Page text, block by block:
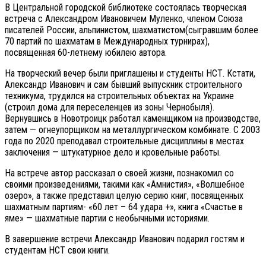
В Центральной городской библиотеке состоялась творческая
встреча с Александром Ивановичем Муленко, членом Союза
писателей России, альпинистом, шахматистом(сыгравшим более
70 партий по шахматам в Международных турнирах),
посвященная 60-летнему юбилею автора.
На творческий вечер были приглашены и студенты НСТ. Кстати,
Александр Иванович и сам бывший выпускник строительного
техникума, трудился на строительных объектах на Украине
(строил дома для переселенцев из зоны Чернобыля).
Вернувшись в Новотроицк работал каменщиком на производстве,
затем — огнеупорщиком на металлургическом комбинате. С 2003
года по 2020 преподавал строительные дисциплины в местах
заключения — штукатурное дело и кровельные работы.
На встрече автор рассказал о своей жизни, познакомил со
своими произведениями, такими как «Амнистия», «Волшебное
озеро», а также представил целую серию книг, посвященных
шахматным партиям- «60 лет – 64 удара +», книга «Счастье в
яме» — шахматные партии с необычными историями.
В завершение встречи Александр Иванович подарил гостям и
студентам НСТ свои книги.